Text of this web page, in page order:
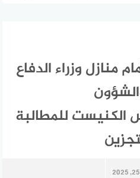
منازل وزراء الدفاع
الكنيست للمطالبة